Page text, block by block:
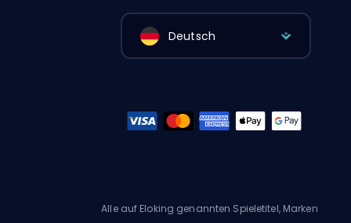
Deutsch
Alle auf Eloking genannten Spieletitel, Marken